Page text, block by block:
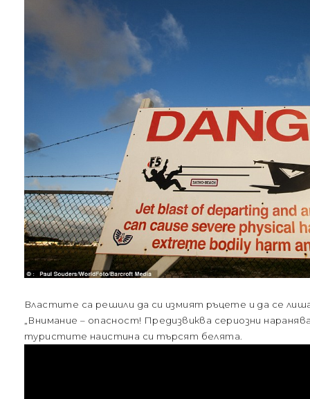
Властите са решили да си измият ръцете и да се
„Внимание – опасност! Предизвиква сериозни
туристите наистина си търсят белята.